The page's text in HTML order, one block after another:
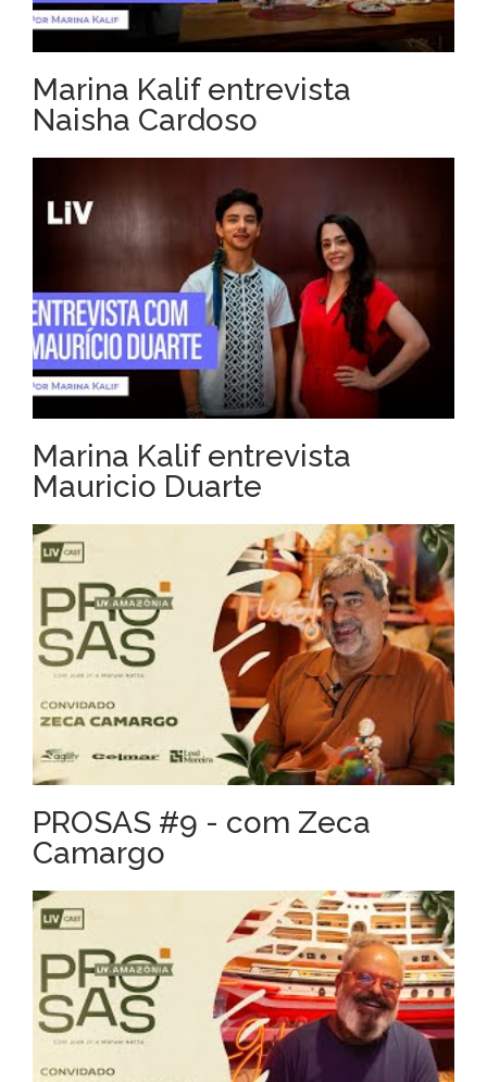
Marina Kalif entrevista
Naisha Cardoso
Marina Kalif entrevista
Mauricio Duarte
PROSAS #9 - com Zeca
Camargo